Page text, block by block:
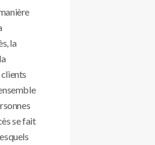
la
se fait